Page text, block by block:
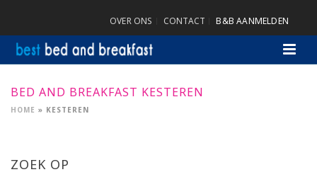
OVER ONS CONTACT B&B AANMELDEN
BED AND BREAKFAST KESTEREN
HOME » KESTEREN
ZOEK OP